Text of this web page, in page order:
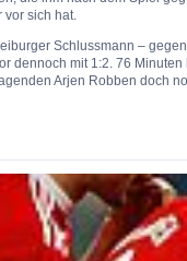
vor sich hat.
Schlussmann –
dennoch mit 1:2. 76
Arjen Robben doch